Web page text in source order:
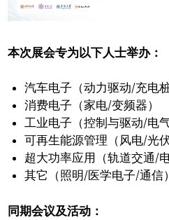
本次展会专为以下人士举办：
汽车电子（动力驱动/充电
消费电子（家电/变频器）
工业电子（控制与驱动/电气
可再生能源管理（风电/光
超大功率应用（轨道交通/电
其它（照明/医学电子/通信）
同期会议及活动：